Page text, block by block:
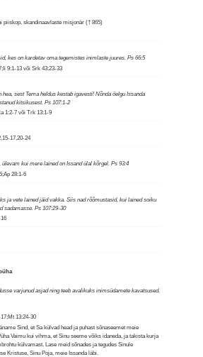
piiskop, skandinaavlaste misjonär († 865)
kes on kardetav oma tegemistes inimlaste juures. Ps 66:5
9:1-13 või Srk 43:23-33
hea, sest Tema heldus kestab igavesti! Nõnda öelgu Issanda
kitsikusest. Ps 107:1-2
1:2-7 või Trk 13:1-9
17,20-24
kui mere lained on Issand ülal kõrgel. Ps 93:4
28:1-6
ja vete lained jäid vakka. Siis nad rõõmustasid, kui lained soiku
sadamasse. Ps 107:29-30
varjunud asjad ning teeb avalikuks inimsüdamete kavatsused.
13:24-30
Sind, et Sa külvad head ja puhast sõnaseemet meie
Vaimu kui vihma, et Sinu seeme võiks idaneda, ja takista kurja
külvamast. Lase meid sõnades ja tegudes Sinule
Kristuse, Sinu Poja, meie Issanda läbi.